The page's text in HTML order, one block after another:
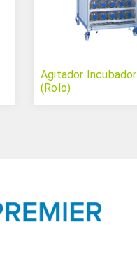
Agitador
(Rolo)